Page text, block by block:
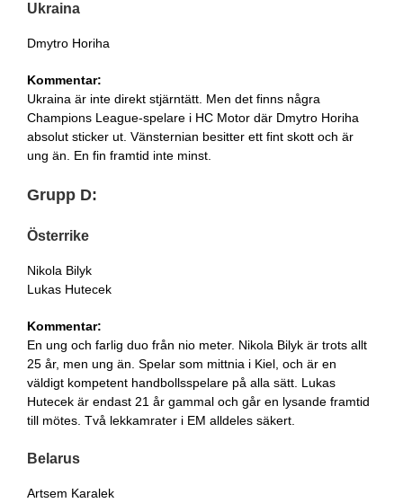
Ukraina
Dmytro Horiha
Kommentar:
Ukraina är inte direkt stjärntätt. Men det finns några
Champions League-spelare i HC Motor där Dmytro Horiha
absolut sticker ut. Vänsternian besitter ett fint skott och är
ung än. En fin framtid inte minst.
Grupp D:
Österrike
Nikola Bilyk
Lukas Hutecek
Kommentar:
En ung och farlig duo från nio meter. Nikola Bilyk är trots allt
25 år, men ung än. Spelar som mittnia i Kiel, och är en
väldigt kompetent handbollsspelare på alla sätt. Lukas
Hutecek är endast 21 år gammal och går en lysande framtid
till mötes. Två lekkamrater i EM alldeles säkert.
Belarus
Artsem Karalek